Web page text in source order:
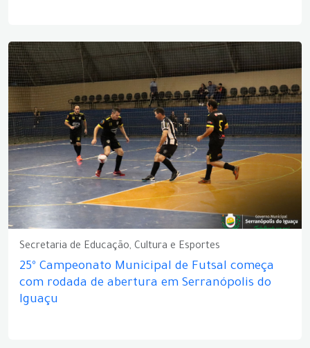
Secretaria de Educação, Cultura e Esportes
25º Campeonato Municipal de Futsal começa
com rodada de abertura em Serranópolis do
Iguaçu